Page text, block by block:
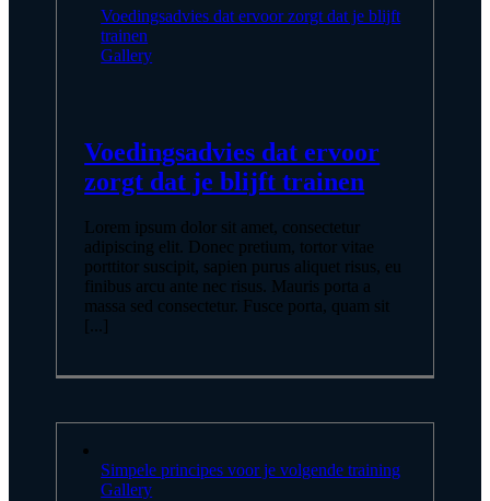
Voedingsadvies dat ervoor zorgt dat je blijft
trainen
Gallery
Voedingsadvies dat ervoor
zorgt dat je blijft trainen
Lorem ipsum dolor sit amet, consectetur
adipiscing elit. Donec pretium, tortor vitae
porttitor suscipit, sapien purus aliquet risus, eu
finibus arcu ante nec risus. Mauris porta a
massa sed consectetur. Fusce porta, quam sit
[...]
Simpele principes voor je volgende training
Gallery